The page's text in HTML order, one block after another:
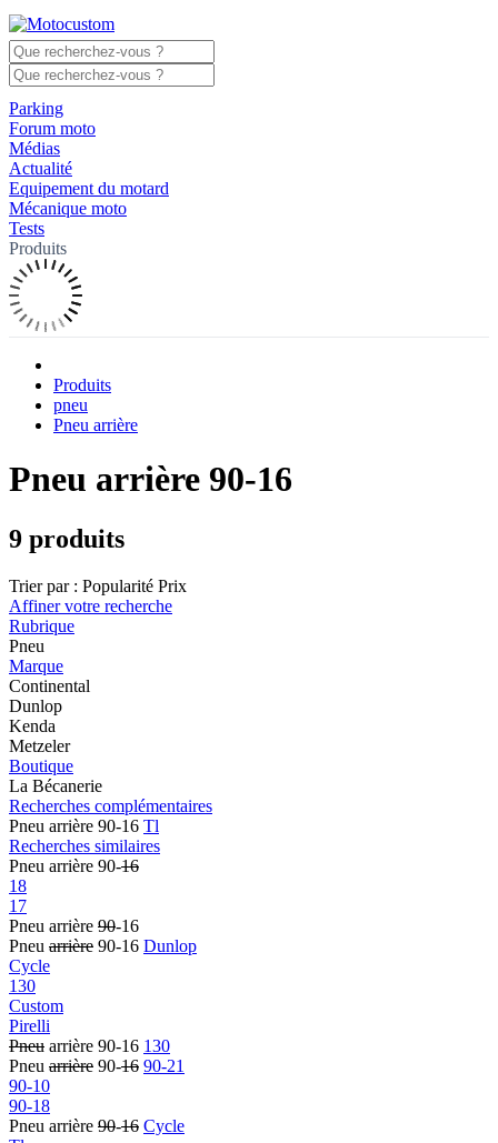
Parking
Forum moto
Médias
Actualité
Equipement du motard
Mécanique moto
Tests
Produits
Produits
pneu
Pneu arrière
Pneu arrière 90-16
9 produits
Trier par : Popularité Prix
Affiner votre recherche
Rubrique
Pneu
Marque
Continental
Dunlop
Kenda
Metzeler
Boutique
La Bécanerie
Recherches complémentaires
Pneu arrière 90-16 Tl
Recherches similaires
Pneu arrière 90-16
18
17
Pneu arrière 90-16
Pneu arrière 90-16 Dunlop
Cycle
130
Custom
Pirelli
Pneu arrière 90-16 130
Pneu arrière 90-16 90-21
90-10
90-18
Pneu arrière 90-16 Cycle